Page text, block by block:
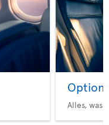
Option
Alles, was